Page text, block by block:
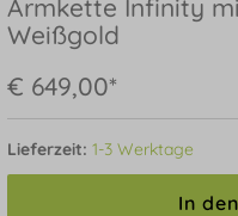
Armkette Infinity
Weißgold
€ 649,00*
Lieferzeit: 1-3 Werktage
In